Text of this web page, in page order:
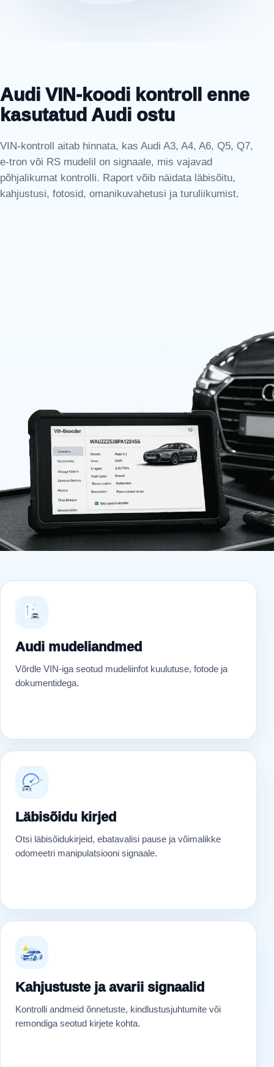
Audi VIN-koodi kontroll enne
kasutatud Audi ostu
VIN-kontroll aitab hinnata, kas Audi A3, A4, A6, Q5, Q7,
e-tron või RS mudelil on signaale, mis vajavad
põhjalikumat kontrolli. Raport võib näidata läbisõitu,
kahjustusi, fotosid, omanikuvahetusi ja turuliikumist.
Audi mudeliandmed
Võrdle VIN-iga seotud mudeliinfot kuulutuse, fotode ja
dokumentidega.
Läbisõidu kirjed
Otsi läbisõidukirjeid, ebatavalisi pause ja võimalikke
odomeetri manipulatsiooni signaale.
Kahjustuste ja avarii signaalid
Kontrolli andmeid õnnetuste, kindlustusjuhtumite või
remondiga seotud kirjete kohta.